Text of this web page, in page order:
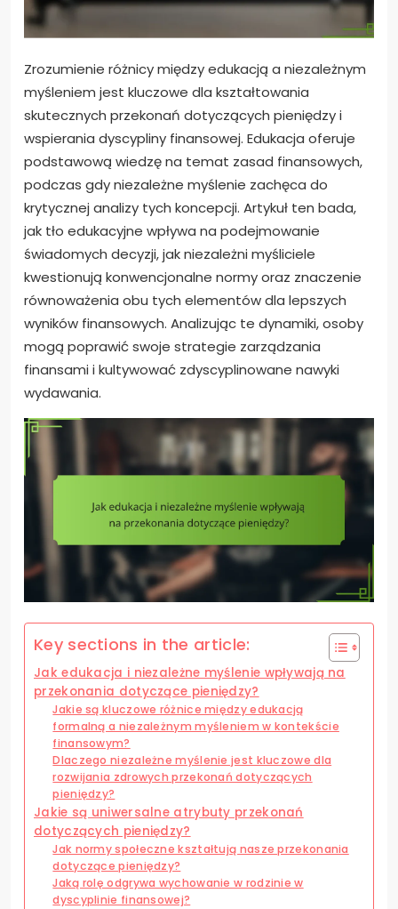
Zrozumienie różnicy między edukacją a niezależnym
myśleniem jest kluczowe dla kształtowania
skutecznych przekonań dotyczących pieniędzy i
wspierania dyscypliny finansowej. Edukacja oferuje
podstawową wiedzę na temat zasad finansowych,
podczas gdy niezależne myślenie zachęca do
krytycznej analizy tych koncepcji. Artykuł ten bada,
jak tło edukacyjne wpływa na podejmowanie
świadomych decyzji, jak niezależni myśliciele
kwestionują konwencjonalne normy oraz znaczenie
równoważenia obu tych elementów dla lepszych
wyników finansowych. Analizując te dynamiki, osoby
mogą poprawić swoje strategie zarządzania
finansami i kultywować zdyscyplinowane nawyki
wydawania.
Key sections in the article:
Jak edukacja i niezależne myślenie wpływają na
przekonania dotyczące pieniędzy?
Jakie są kluczowe różnice między edukacją
formalną a niezależnym myśleniem w kontekście
finansowym?
Dlaczego niezależne myślenie jest kluczowe dla
rozwijania zdrowych przekonań dotyczących
pieniędzy?
Jakie są uniwersalne atrybuty przekonań
dotyczących pieniędzy?
Jak normy społeczne kształtują nasze przekonania
dotyczące pieniędzy?
Jaką rolę odgrywa wychowanie w rodzinie w
dyscyplinie finansowej?